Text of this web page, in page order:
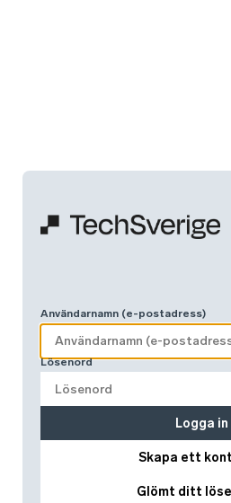
Användarnamn (e-postadress)
Lösenord
Skapa ett
Glömt ditt
Logga in